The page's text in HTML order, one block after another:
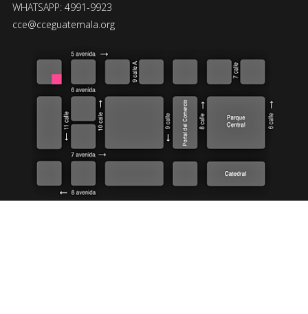
WHATSAPP: 4991-9923
cce@cceguatemala.org